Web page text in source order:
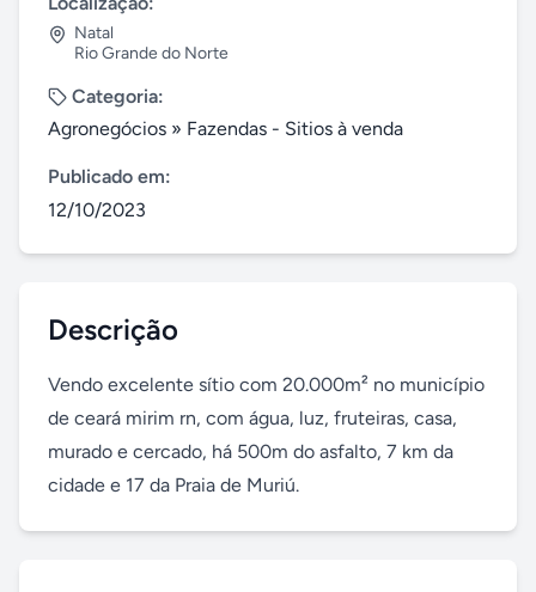
Natal
Rio Grande do Norte
Categoria:
Agronegócios » Fazendas - Sitios à venda
Publicado em:
12/10/2023
Descrição
Vendo excelente sítio com 20.000m² no município
de ceará mirim rn, com água, luz, fruteiras, casa,
murado e cercado, há 500m do asfalto, 7 km da
cidade e 17 da Praia de Muriú.